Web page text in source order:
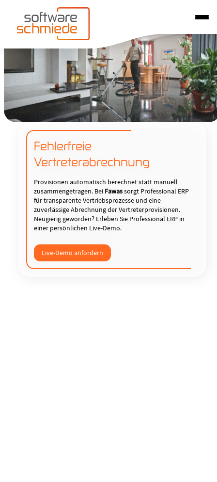
Fehlerfreie
Vertreterabrechnung
Provisionen automatisch berechnet statt manuell
zusammengetragen. Bei Fawassorgt Professional ERP
für transparente Vertriebsprozesse und eine
zuverlässige Abrechnung der Vertreterprovisionen.
Neugierig geworden? Erleben Sie Professional ERP in
einer persönlichen Live-Demo.
Live-Demo anfordern